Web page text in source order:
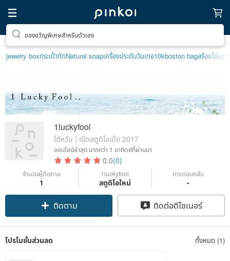
ของขวัญพิเศษสำหรับตัวเอง
jewelry boxกระเป๋าถักNatural soapเครื่องประดับวินเทจ10kboston bagสร้อยไข่มุก
1luckyfool
ไต้หวัน | เปิดสตูดิโอเมื่อ 2017
ออนไลน์ล่าสุด มากกว่า 1 อาทิตย์ที่ผ่านมา
0.0(0)
จำนวนผู้ติดตาม
1
1luckyfool
สตูดิโอใหม่
การตอบกลับ
-
ติดตาม ติดต่อดีไซเนอร์
โปรโมชั่นส่วนลด ทั้งหมด (1)